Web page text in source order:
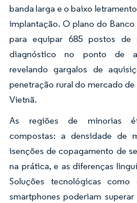
banda larga e o baixo
implantação. O plano do
para equipar 685 postos de
diagnóstico no ponto de
revelando gargalos de
penetração rural do mercado
Vietnã.
As regiões de minorias
compostas: a densidade de
isenções de copagamento de
na prática, e as diferenças
Soluções tecnológicas
smartphones poderiam